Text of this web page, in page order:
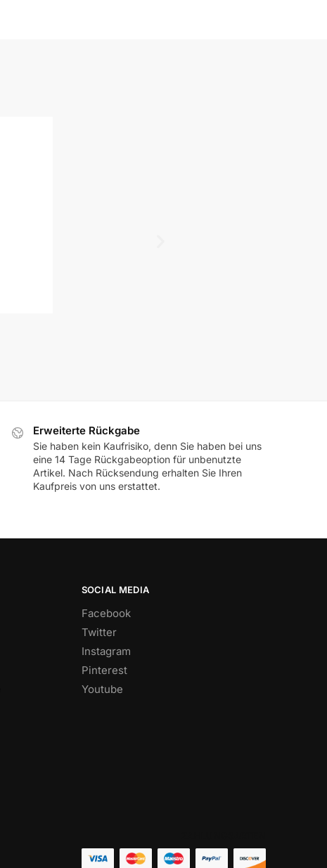
Erweiterte Rückgabe
Sie haben kein Kaufrisiko, denn Sie haben bei uns
eine 14 Tage Rückgabeoption für unbenutzte
Artikel. Nach Rücksendung erhalten Sie Ihren
Kaufpreis von uns erstattet.
SOCIAL MEDIA
Facebook
Twitter
Instagram
Pinterest
Youtube